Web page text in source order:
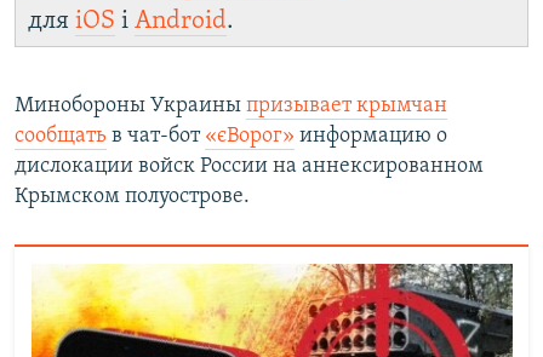
для iOS і Android.
Минобороны Украины призывает крымчан
сообщать в чат-бот «єВорог» информацию о
дислокации войск России на аннексированном
Крымском полуострове.